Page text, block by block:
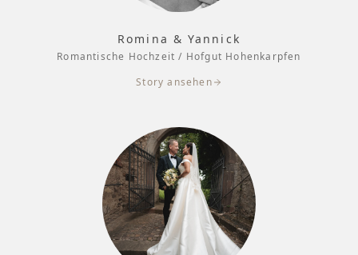
Romina & Yannick
Romantische Hochzeit / Hofgut Hohenkarpfen
Story ansehen